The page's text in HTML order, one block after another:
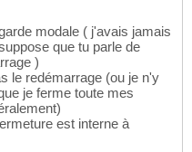
modale ( j'avais jamais
que tu parle de
)
le redémarrage (ou je n'y
je ferme toute mes
est interne à